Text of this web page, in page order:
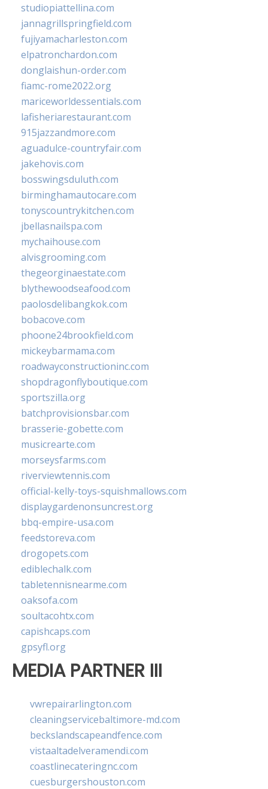
studiopiattellina.com
jannagrillspringfield.com
fujiyamacharleston.com
elpatronchardon.com
donglaishun-order.com
fiamc-rome2022.org
mariceworldessentials.com
lafisheriarestaurant.com
915jazzandmore.com
aguadulce-countryfair.com
jakehovis.com
bosswingsduluth.com
birminghamautocare.com
tonyscountrykitchen.com
jbellasnailspa.com
mychaihouse.com
alvisgrooming.com
thegeorginaestate.com
blythewoodseafood.com
paolosdelibangkok.com
bobacove.com
phoone24brookfield.com
mickeybarmama.com
roadwayconstructioninc.com
shopdragonflyboutique.com
sportszilla.org
batchprovisionsbar.com
brasserie-gobette.com
musicrearte.com
morseysfarms.com
riverviewtennis.com
official-kelly-toys-squishmallows.com
displaygardenonsuncrest.org
bbq-empire-usa.com
feedstoreva.com
drogopets.com
ediblechalk.com
tabletennisnearme.com
oaksofa.com
soultacohtx.com
capishcaps.com
gpsyfl.org
MEDIA PARTNER III
vwrepairarlington.com
cleaningservicebaltimore-md.com
beckslandscapeandfence.com
vistaaltadelveramendi.com
coastlinecateringnc.com
cuesburgershouston.com